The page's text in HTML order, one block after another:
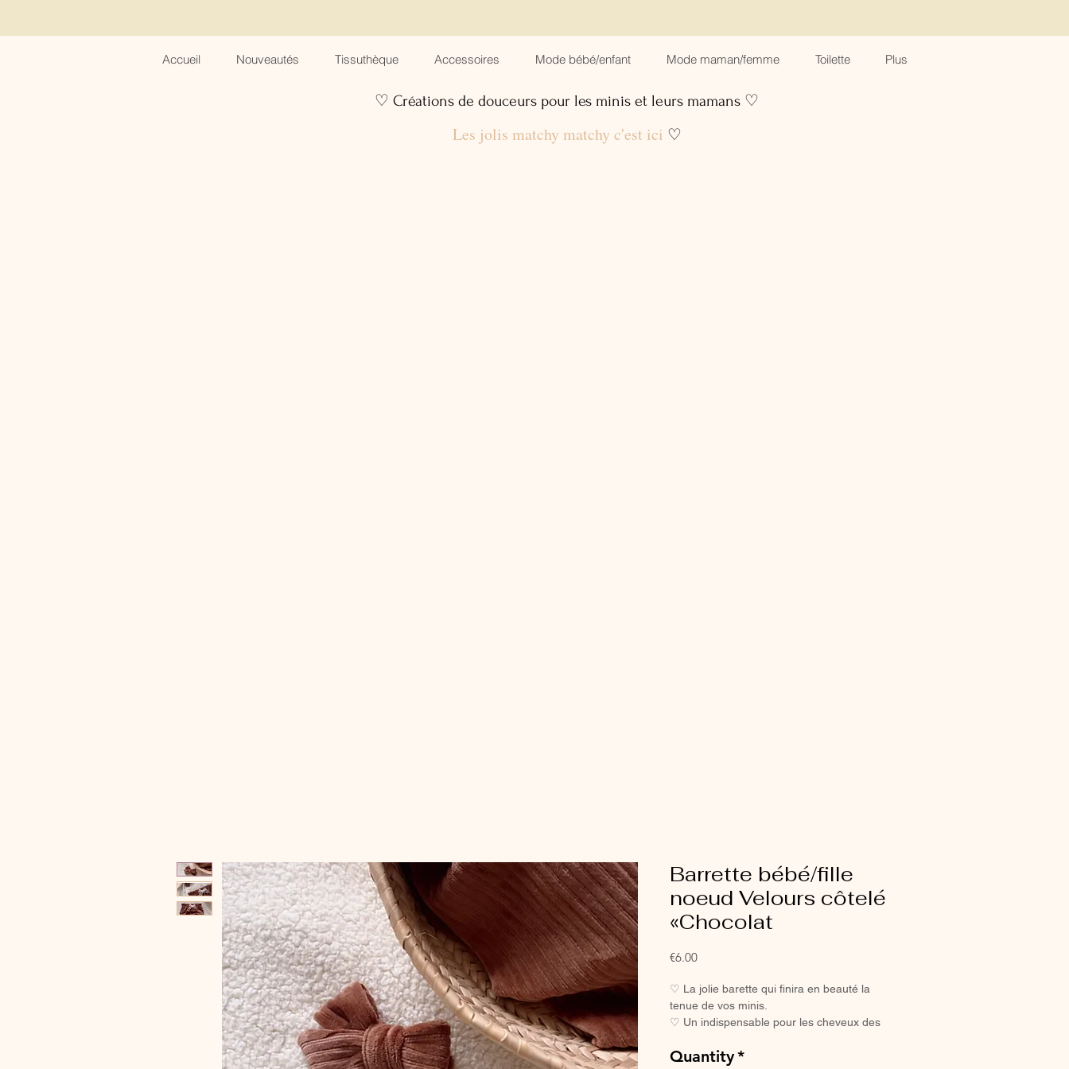
Accueil Nouveautés Tissuthèque Accessoires Mode bébé/enfant Mode maman/femme Toilette Plus
♡ Créations de douceurs pour les minis et leurs mamans ♡
Les jolis matchy matchy c'est ici ♡
Barrette bébé/fille
noeud Velours côtelé
«Chocolat
€6.00Price
♡ La jolie barette qui finira en beauté la
tenue de vos minis.
♡ Un indispensable pour les cheveux des
♡ Avec sa pince crocodile, elle ne glisse
Quantity*